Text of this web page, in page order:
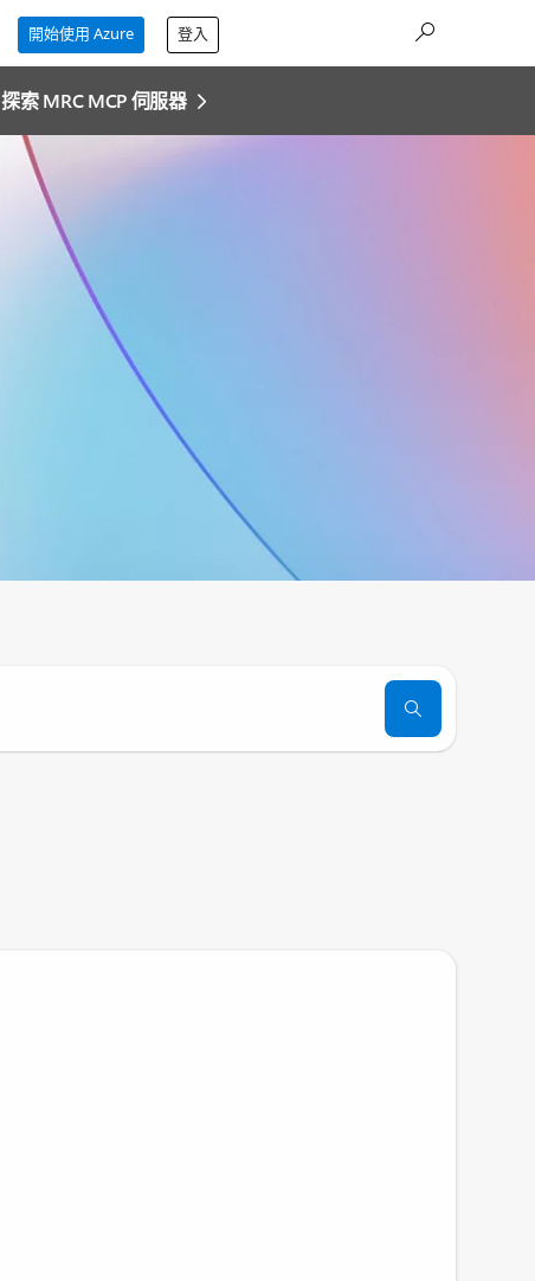
開始使用 Azure 登入
探索 MRC MCP 伺服器